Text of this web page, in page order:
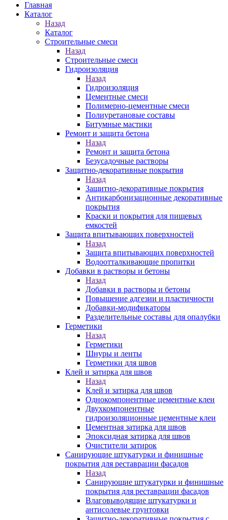
Главная
Каталог
Назад
Каталог
Строительные смеси
Назад
Строительные смеси
Гидроизоляция
Назад
Гидроизоляция
Цементные смеси
Полимерно-цементные смеси
Полиуретановые составы
Битумные мастики
Ремонт и защита бетона
Назад
Ремонт и защита бетона
Безусадочные растворы
Защитно-декоративные покрытия
Назад
Защитно-декоративные покрытия
Антикарбонизационные декоративные
покрытия
Краски и покрытия для пищевых
емкостей
Защита впитывающих поверхностей
Назад
Защита впитывающих поверхностей
Водоотталкивающие пропитки
Добавки в растворы и бетоны
Назад
Добавки в растворы и бетоны
Повышение адгезии и пластичности
Добавки-модификаторы
Разделительные составы для опалубки
Герметики
Назад
Герметики
Шнуры и ленты
Герметики для швов
Клей и затирка для швов
Назад
Клей и затирка для швов
Однокомпонентные цементные клеи
Двухкомпонентные
гидроизоляционные цементные клеи
Цементная затирка для швов
Эпоксидная затирка для швов
Очистители затирок
Санирующие штукатурки и финишные
покрытия для реставрации фасадов
Назад
Санирующие штукатурки и финишные
покрытия для реставрации фасадов
Влаговыводящие штукатурки и
антисолевые грунтовки